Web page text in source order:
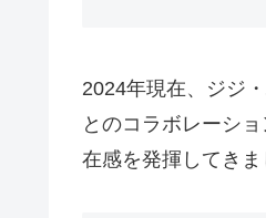
2024年現在、ジジ
とのコラボレーシ
在感を発揮してきま